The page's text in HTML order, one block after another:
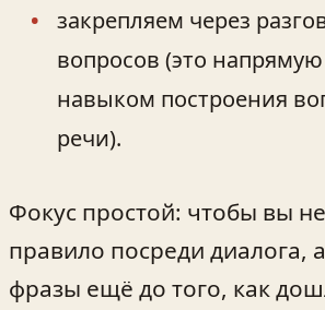
закрепляем через
вопросов (это
навыком построения
речи).
Фокус простой: чтобы вы
правило посреди диалога,
фразы ещё до того, как